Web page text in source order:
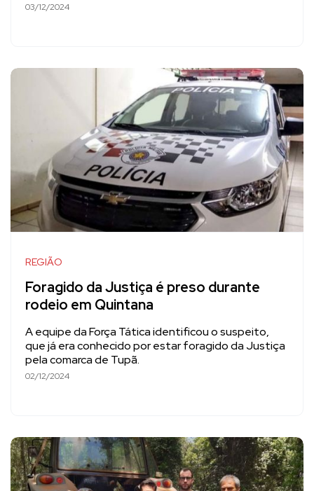
03/12/2024
REGIÃO
Foragido da Justiça é preso durante
rodeio em Quintana
A equipe da Força Tática identificou o suspeito,
que já era conhecido por estar foragido da Justiça
pela comarca de Tupã.
02/12/2024